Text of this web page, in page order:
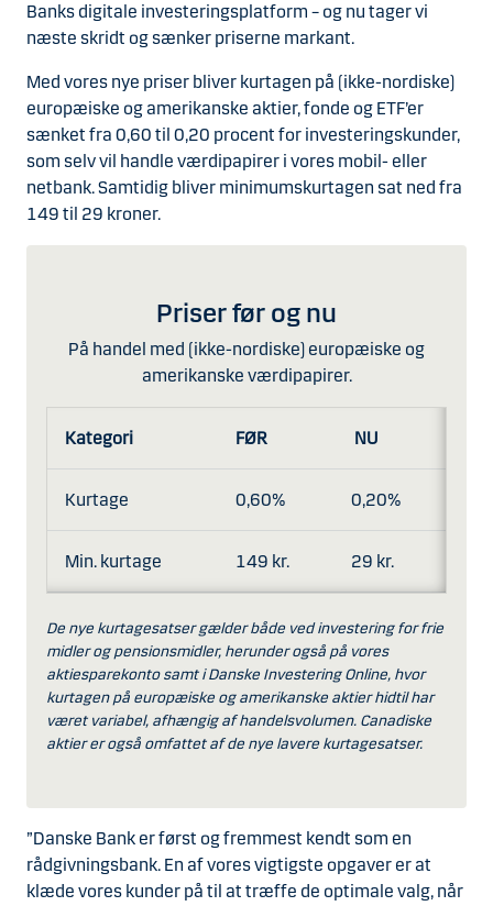
Banks digitale investeringsplatform – og nu tager vi
næste skridt og sænker priserne markant.
Med vores nye priser bliver kurtagen på (ikke-nordiske)
europæiske og amerikanske aktier, fonde og ETF’er
sænket fra 0,60 til 0,20 procent for investeringskunder,
som selv vil handle værdipapirer i vores mobil- eller
netbank. Samtidig bliver minimumskurtagen sat ned fra
149 til 29 kroner.
Priser før og nu
På handel med (ikke-nordiske) europæiske og
amerikanske værdipapirer.
Kategori FØR NU
Kurtage 0,60% 0,20%
Min. kurtage 149 kr. 29 kr.
De nye kurtagesatser gælder både ved investering for frie
midler og pensionsmidler, herunder også på vores
aktiesparekonto samt i Danske Investering Online, hvor
kurtagen på europæiske og amerikanske aktier hidtil har
været variabel, afhængig af handelsvolumen. Canadiske
aktier er også omfattet af de nye lavere kurtagesatser.
”Danske Bank er først og fremmest kendt som en
rådgivningsbank. En af vores vigtigste opgaver er at
klæde vores kunder på til at træffe de optimale valg, når